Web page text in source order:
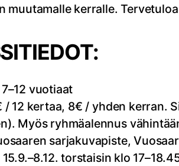
muutamalle kerralle.
vuotiaat
/ 12 kertaa, 8€ / yhden kerran.
Myös ryhmäalennus
sarjakuvapiste,
torstaisin klo